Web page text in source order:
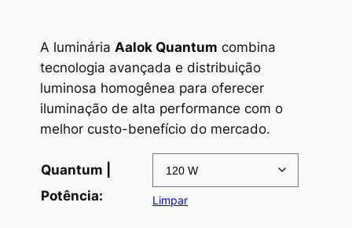
A lumináriaAalok Quantum combina
tecnologia avançada e distribuição
luminosa homogênea para oferecer
iluminação de alta performance com o
melhor custo-benefício do mercado.
Quantum |
Potência:
Limpar